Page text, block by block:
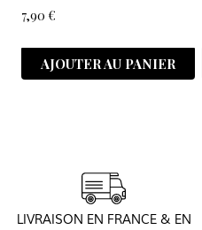
7,90 €
AJOUTER AU PANIER
LIVRAISON EN FRANCE & EN